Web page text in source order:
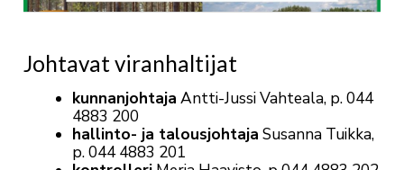
Johtavat viranhaltijat
kunnanjohtaja Antti-Jussi Vahteala, p. 044
4883 200
hallinto- ja talousjohtaja Susanna Tuikka,
p. 044 4883 201